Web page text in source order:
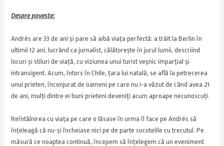
Despre poveste:
Andrés are 33 de ani și pare să aibă viața perfectă: a trăit la Berlin în
ultimii 12 ani, lucrând ca jurnalist, călătorește în jurul lumii, descriind
locuri și stiluri de viață, cu viziunea unui turist veșnic imparțial și
intransigent. Acum, întors în Chile, țara lui natală, se află la petrecerea
unui prieten, înconjurat de oameni pe care nu i-a văzut de când avea 21
de ani, mulți dintre ei buni prieteni deveniți acum aproape necunoscuți.
Reîntâlnirea cu viața pe care o lăsase în urma îl face pe Andrés să
înțeleagă că nu-și încheiase nici pe de parte socotelile cu trecutul. Pe
măsură ce noaptea continuă, începem să înțelegem că un eveniment